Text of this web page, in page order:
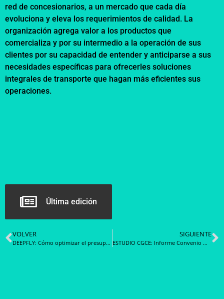
red de concesionarios, a un mercado que cada día
evoluciona y eleva los requerimientos de calidad. La
organización agrega valor a los productos que
comercializa y por su intermedio a la operación de sus
clientes por su capacidad de entender y anticiparse a sus
necesidades específicas para ofrecerles soluciones
integrales de transporte que hagan más eficientes sus
operaciones.
Última edición
VOLVER
DEEPFLY: Cómo optimizar el presupuesto en la compra pública de insumos de aseo y alto rendimiento
SIGUIENTE
ESTUDIO CGCE: Informe Convenio Marco Emergencias y Prevención